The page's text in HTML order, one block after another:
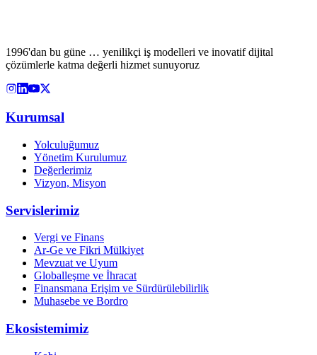
1996'dan bu güne … yenilikçi iş modelleri ve inovatif dijital
çözümlerle katma değerli hizmet sunuyoruz
Kurumsal
Yolculuğumuz
Yönetim Kurulumuz
Değerlerimiz
Vizyon, Misyon
Servislerimiz
Vergi ve Finans
Ar-Ge ve Fikri Mülkiyet
Mevzuat ve Uyum
Globalleşme ve İhracat
Finansmana Erişim ve Sürdürülebilirlik
Muhasebe ve Bordro
Ekosistemimiz